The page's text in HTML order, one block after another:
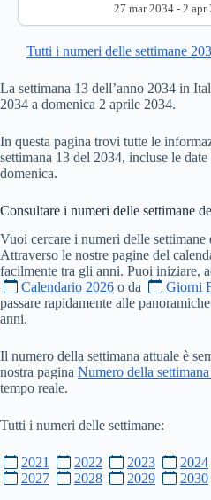
27 mar 2034 - 2 apr
Tutti i numeri delle settimane
La settimana 13 dell’anno 2034 in
2034 a domenica 2 aprile 2034.
In questa pagina trovi tutte le
settimana 13 del 2034, incluse le
domenica.
Consultare i numeri delle settimane
Vuoi cercare i numeri delle settimane
Attraverso le nostre pagine del
facilmente tra gli anni. Puoi iniziare,
Calendario 2026 o da Giorni
passare rapidamente alle
anni.
Il numero della settimana attuale è
nostra pagina Numero della
tempo reale.
Tutti i numeri delle settimane:
2021 2022 2023 2024
2027
2028 2029 2030